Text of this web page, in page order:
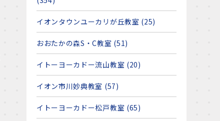
イオンタウンユーカリが丘教室 (25)
おおたかの森S・C教室 (51)
イトーヨーカドー流山教室 (20)
イオン市川妙典教室 (57)
イトーヨーカドー松戸教室 (65)